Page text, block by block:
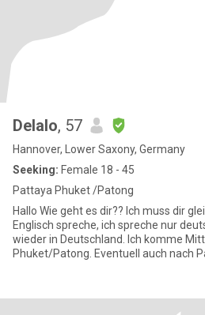
Delalo, 57
Hannover, Lower Saxony, Germany
Seeking: Female 18 - 45
Pattaya Phuket /Patong
Hallo Wie geht es dir?? Ich muss dir gleich gestehen, dass ich kein
Englisch spreche, ich spreche nur
wieder in Deutschland. Ich komme
Phuket/Patong. Eventuell auch nach